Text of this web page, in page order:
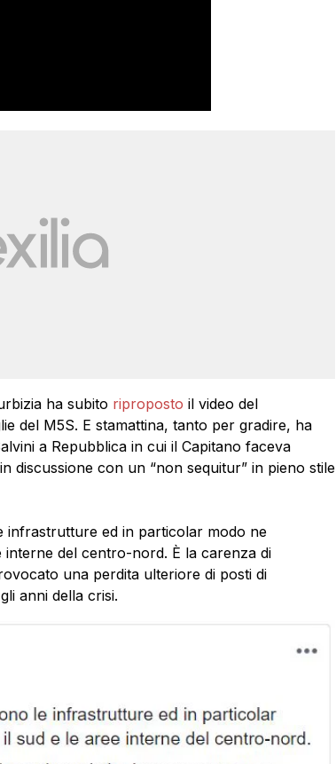
ha subito riproposto il video del
del M5S. E stamattina, tanto per gradire, ha
a Repubblica in cui il Capitano faceva
discussione con un “non sequitur” in pieno stile
infrastrutture ed in particolar modo ne
del centro-nord. È la carenza di
una perdita ulteriore di posti di
anni della crisi.